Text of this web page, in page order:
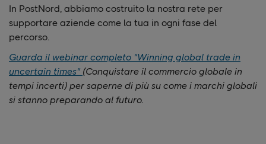
In PostNord, abbiamo costruito la nostra rete per
supportare aziende come la tua in ogni fase del
percorso.
Guarda il webinar completo "Winning global trade in
uncertain times" (Conquistare il commercio globale in
tempi incerti) per saperne di più su come i marchi globali
si stanno preparando al futuro.